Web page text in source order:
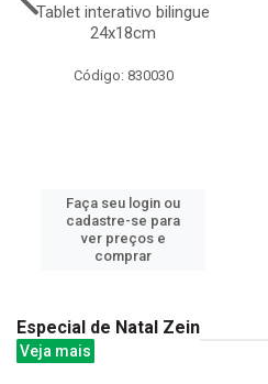
Tablet interativo bilingue
24x18cm
Código: 830030
Faça seu login ou
cadastre-se para
ver preços e
comprar
Especial de Natal Zein
Veja mais